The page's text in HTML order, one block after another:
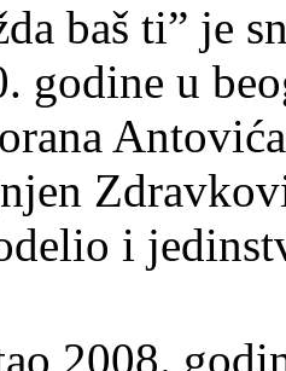
baš ti” je
godine u
i
2008.